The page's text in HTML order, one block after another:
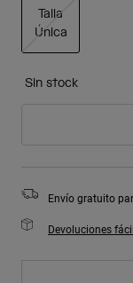
Talla
Única
Sin stock
Envío gratuito
Devoluciones